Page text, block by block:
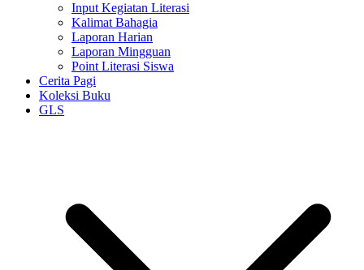
Input Kegiatan Literasi
Kalimat Bahagia
Laporan Harian
Laporan Mingguan
Point Literasi Siswa
Cerita Pagi
Koleksi Buku
GLS